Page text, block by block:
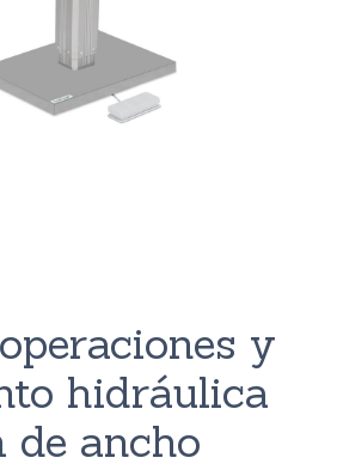
y
hidráulica
de ancho